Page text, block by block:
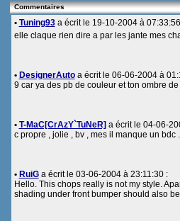
Commentaires
• Tuning93a écrit le 19-10-2004 à
elle claque rien dire a par les jante mes
• DesignerAutoa écrit le 06-06-2004 à
9 car ya des pb de couleur et ton ombre
• T-MaC[CrAzY`TuNeR] a écrit le 04-06-
c propre , jolie , bv , mes il manque un bdc
• RuiGa écrit le 03-06-2004 à 23:11:30 :
Hello. This chops really is not my style.
shading under front bumper should also